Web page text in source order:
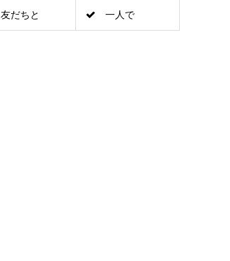
友だちと 一人で